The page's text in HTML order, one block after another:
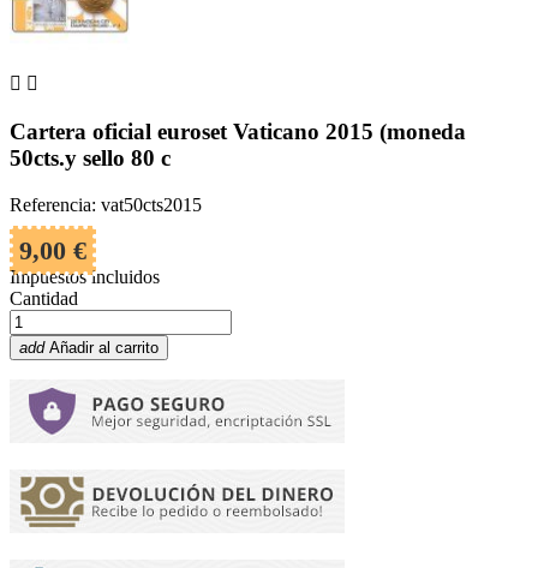
 
Cartera oficial euroset Vaticano 2015 (moneda
50cts.y sello 80 c
Referencia: vat50cts2015
9,00 €
Impuestos incluidos
Cantidad
add Añadir al carrito